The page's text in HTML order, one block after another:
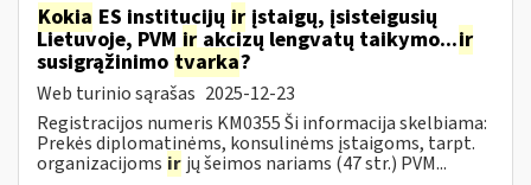
Kokia ES institucijų ir įstaigų, įsisteigusių
Lietuvoje, PVM ir akcizų lengvatų taikymo...ir
susigrąžinimo tvarka?
Web turinio sąrašas 2025-12-23
Registracijos numeris KM0355 Ši informacija skelbiama:
Prekės diplomatinėms, konsulinėms įstaigoms, tarpt.
organizacijoms ir jų šeimos nariams (47 str.) PVM...